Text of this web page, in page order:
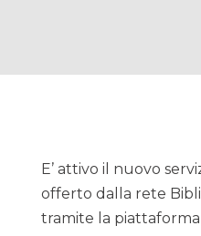
E’ attivo il nuovo
offerto dalla rete
tramite la piattaforma